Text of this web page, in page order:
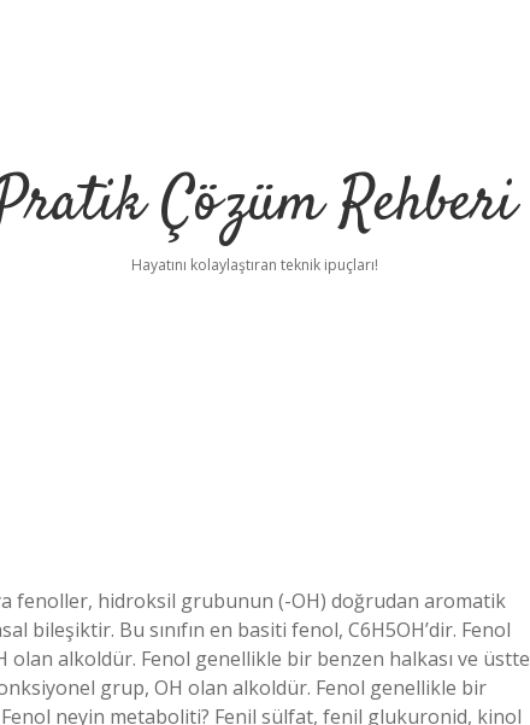
Çözüm Rehberi
Hayatını kolaylaştıran teknik ipuçları!
fenoller, hidroksil grubunun (-OH) doğrudan aromatik
Bu sınıfın en basiti fenol, C6H5OH’dir. Fenol
alkoldür. Fenol genellikle bir benzen halkası ve üstte
grup, OH olan alkoldür. Fenol genellikle bir
neyin metaboliti? Fenil sülfat, fenil glukuronid, kinol